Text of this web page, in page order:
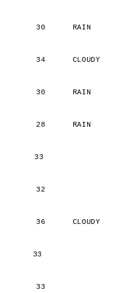
30      RAIN
34      CLOUDY
30      RAIN
28      RAIN
33
32
36      CLOUDY
33
33